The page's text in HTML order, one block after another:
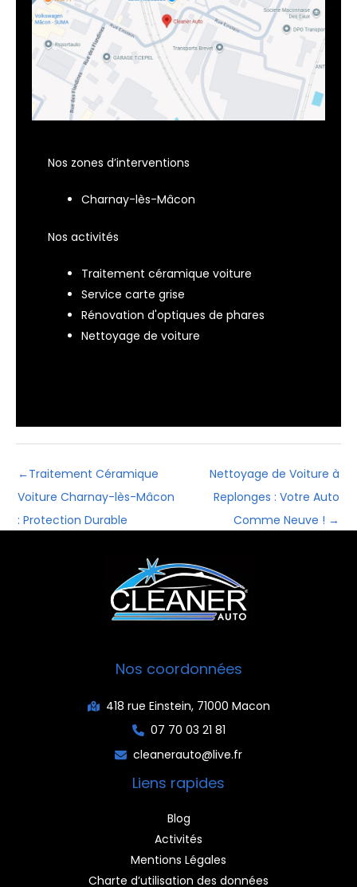
Nos zones d’interventions
Charnay-lès-Mâcon
Nos activités
Traitement céramique voiture
Service carte grise
Rénovation d'optiques de phares
Nettoyage de voiture
←Traitement Céramique
Voiture Charnay-lès-Mâcon
: Protection Durable
Nettoyage de Voiture à
Replonges : Votre Auto
Comme Neuve ! →
Nos coordonnées
418 rue Einstein, 71000 Macon
07 70 03 21 81
cleanerauto@live.fr
Liens rapides
Blog
Activités
Mentions Légales
Charte d’utilisation des données